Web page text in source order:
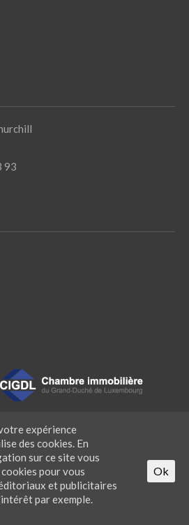
93
– Annonces immobilières
S. A R.L. 2016 - 2026 |
droits réservés
légales
de confidentialité
expérience
des cookies. En
sur ce site vous
pour vous
et publicitaires
par exemple.
Ok